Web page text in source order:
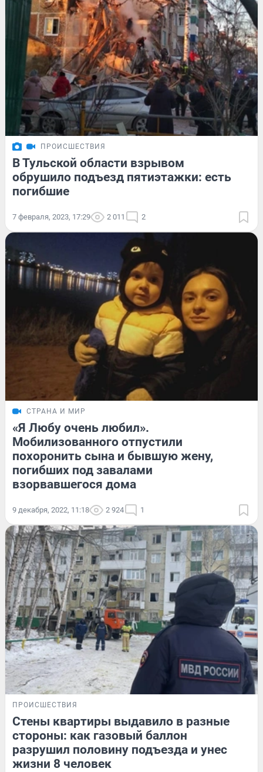
ПРОИСШЕСТВИЯ
В Тульской области взрывом
обрушило подъезд пятиэтажки: есть
погибшие
7 февраля, 2023, 17:29 2 011 2
СТРАНА И МИР
«Я Любу очень любил».
Мобилизованного отпустили
похоронить сына и бывшую жену,
погибших под завалами
взорвавшегося дома
9 декабря, 2022, 11:18 2 924 1
ПРОИСШЕСТВИЯ
Стены квартиры выдавило в разные
стороны: как газовый баллон
разрушил половину подъезда и унес
жизни 8 человек